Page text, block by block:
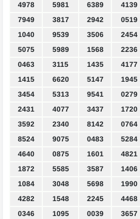
4978
5981 6389 4139
7949
3817 2942 0519
1040
9539 3506 2454
5075
5989 1568 2236
0463
3115 1435 4177
1415
6620 5147 1945
3454
5313 9541 0279
2431
4077 3437 1720
3592
2340 8142 0764
8524
9075 0483 5284
4640
0875 1601 4821
1872
5585 3587 1406
1084
3048 5698 1990
4282
1548 2245 4468
0346
1095 0039 3657